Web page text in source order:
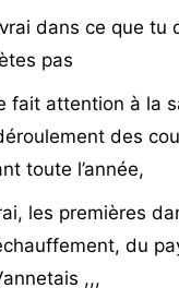
vrai dans ce que tu
pas
fait attention à la
des
toute l’année,
les premières
du
,,,